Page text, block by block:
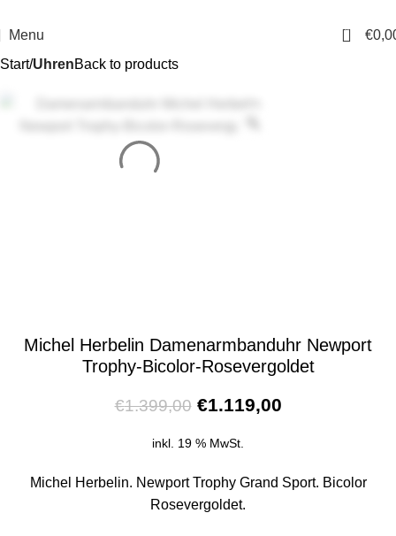
Menu 0 €
Start UhrenBack to products
Michel Herbelin Damenarmbanduhr Newport
Trophy-Bicolor-Rosevergoldet
€1.399,00 €1.119,00
inkl. 19 % MwSt.
Michel Herbelin. Newport Trophy Grand Sport. Bicolor
Rosevergoldet.